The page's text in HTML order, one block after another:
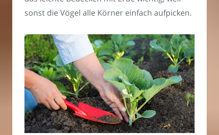
sonst die Vögel alle Körner einfach aufpicken.